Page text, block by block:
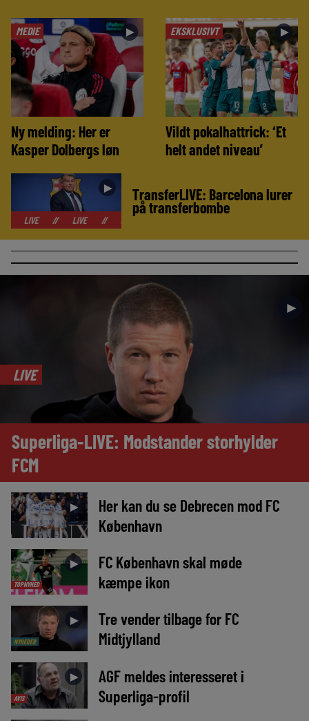
MEDIE ►
Ny melding: Her er
Kasper Dolbergs løn
EKSKLUSIVT ►
Vildt pokalhattrick: ‘Et
helt andet niveau’
►
LIVE LIVE LIVE
TransferLIVE: Barcelona lurer
på transferbombe
►
LIVE
Superliga-LIVE: Modstander storhylder
FCM
►
Her kan du se Debrecen mod FC
København
TOPNYHED
►
FC København skal møde
kæmpe ikon
NYHEDER
►
Tre vender tilbage for FC
Midtjylland
AVIS
►
AGF meldes interesseret i
Superliga-profil